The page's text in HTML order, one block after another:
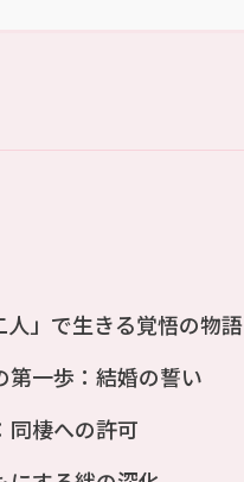
」で生きる覚悟の物語
第一歩：結婚の誓い
同棲への許可